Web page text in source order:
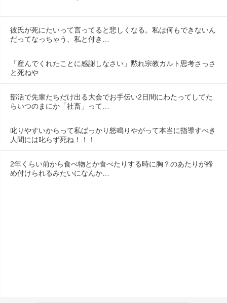
彼氏が死にたいって言ってると悲しくなる。私は何もできないん
だってなっちゃう、私と付き…
「産んでくれたことに感謝しなさい」黙れ宗教カルト思考さっさ
と死ねや
部活で先輩たちだけ出る大会でお手伝い2日間にわたってしてた
らいつのまにか「社畜」って…
叱りやすいからって私ばっかり怒鳴りやがって本当に指導すべき
人間には叱らず死ね！！！
2年くらい前から食べ物とか食べたりする時に胸？のあたりが締
め付けられるみたいになんか…